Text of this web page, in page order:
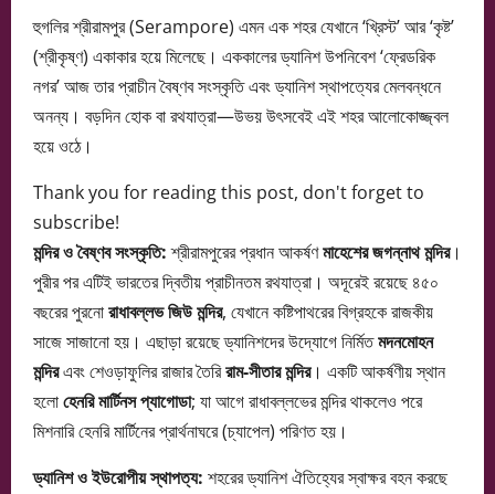
হুগলির শ্রীরামপুর (Serampore) এমন এক শহর যেখানে ‘খ্রিস্ট’ আর ‘কৃষ্ট’
(শ্রীকৃষ্ণ) একাকার হয়ে মিলেছে। এককালের ড্যানিশ উপনিবেশ ‘ফ্রেডরিক
নগর’ আজ তার প্রাচীন বৈষ্ণব সংস্কৃতি এবং ড্যানিশ স্থাপত্যের মেলবন্ধনে
অনন্য। বড়দিন হোক বা রথযাত্রা—উভয় উৎসবেই এই শহর আলোকোজ্জ্বল
হয়ে ওঠে।
Thank you for reading this post, don't forget to
subscribe!
মন্দির ও বৈষ্ণব সংস্কৃতি:শ্রীরামপুরের প্রধান আকর্ষণমাহেশের জগন্নাথ মন্দির।
পুরীর পর এটিই ভারতের দ্বিতীয় প্রাচীনতম রথযাত্রা। অদূরেই রয়েছে ৪৫০
বছরের পুরনোরাধাবল্লভ জিউ মন্দির, যেখানে কষ্টিপাথরের বিগ্রহকে রাজকীয়
সাজে সাজানো হয়। এছাড়া রয়েছে ড্যানিশদের উদ্যোগে নির্মিতমদনমোহন
মন্দিরএবং শেওড়াফুলির রাজার তৈরিরাম-সীতার মন্দির। একটি আকর্ষণীয় স্থান
হলোহেনরি মার্টিনস প্যাগোডা; যা আগে রাধাবল্লভের মন্দির থাকলেও পরে
মিশনারি হেনরি মার্টিনের প্রার্থনাঘরে (চ্যাপেল) পরিণত হয়।
ড্যানিশ ও ইউরোপীয় স্থাপত্য: শহরের ড্যানিশ ঐতিহ্যের স্বাক্ষর বহন করছে